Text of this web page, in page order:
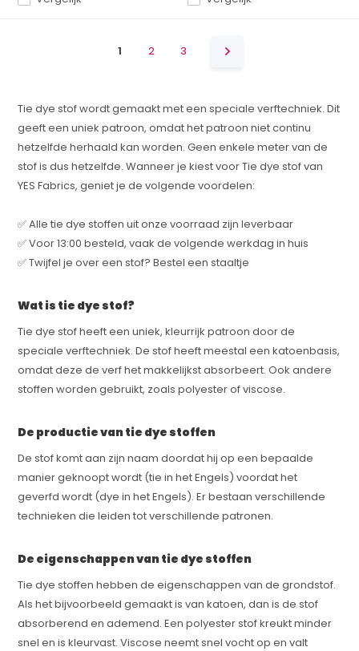
1 2 3
Tie dye stof wordt gemaakt met een speciale verftechniek. Dit
geeft een uniek patroon, omdat het patroon niet continu
hetzelfde herhaald kan worden. Geen enkele meter van de
stof is dus hetzelfde. Wanneer je kiest voor Tie dye stof van
YES Fabrics, geniet je de volgende voordelen:
✅ Alle tie dye stoffen uit onze voorraad zijn leverbaar
✅ Voor 13:00 besteld, vaak de volgende werkdag in huis
✅ Twijfel je over een stof? Bestel een staaltje
Wat is tie dye stof?
Tie dye stof heeft een uniek, kleurrijk patroon door de
speciale verftechniek. De stof heeft meestal een katoenbasis,
omdat deze de verf het makkelijkst absorbeert. Ook andere
stoffen worden gebruikt, zoals polyester of viscose.
De productie van tie dye stoffen
De stof komt aan zijn naam doordat hij op een bepaalde
manier geknoopt wordt (tie in het Engels) voordat het
geverfd wordt (dye in het Engels). Er bestaan verschillende
technieken die leiden tot verschillende patronen.
De eigenschappen van tie dye stoffen
Tie dye stoffen hebben de eigenschappen van de grondstof.
Als het bijvoorbeeld gemaakt is van katoen, dan is de stof
absorberend en ademend. Een polyester stof kreukt minder
snel en is kleurvast. Viscose neemt snel vocht op en valt